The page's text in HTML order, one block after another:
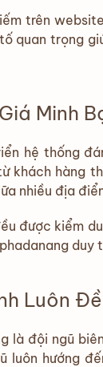
trên
quan trọng
Minh
hệ thống
khách hàng
nhiều địa
được kiểm
Luôn
là đội ngũ
luôn hướng